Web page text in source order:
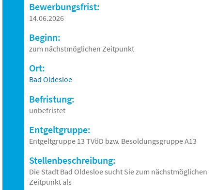
Bewerbungsfrist:
14.06.2026
Beginn:
zum nächstmöglichen Zeitpunkt
Ort:
Bad Oldesloe
Befristung:
unbefristet
Entgeltgruppe:
Entgeltgruppe 13 TVöD bzw. Besoldungsgruppe A13
Stellenbeschreibung:
Die Stadt Bad Oldesloe sucht Sie zum nächstmöglichen
Zeitpunkt als